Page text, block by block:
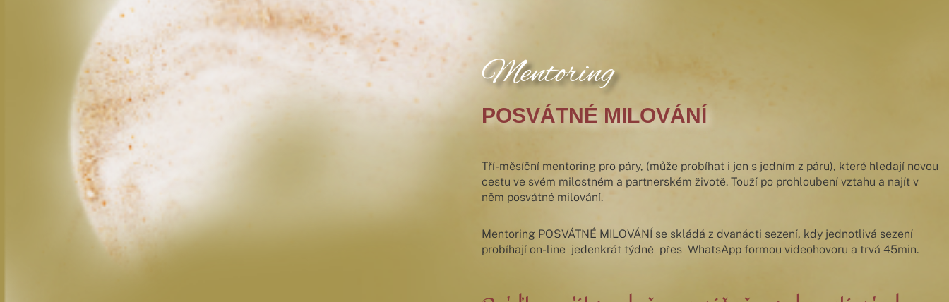
Mentoring
POSVÁTNÉ MILOVÁNÍ
Tří-měsíční mentoring pro páry, (může probíhat i jen s jedním z páru), které hledají novou
cestu ve svém milostném a partnerském životě. Touží po prohloubení vztahu a najít v
něm posvátné milování.
Mentoring POSVÁTNÉ MILOVÁNÍ se skládá z dvanácti sezení, kdy jednotlivá sezení
probíhají on-line jedenkrát týdně přes WhatsApp formou videohovoru a trvá 45min.